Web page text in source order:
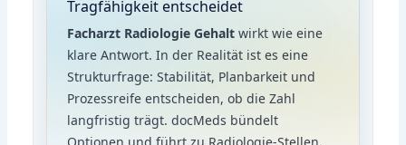
Tragfähigkeit entscheidet
Facharzt Radiologie Gehalt wirkt wie eine
klare Antwort. In der Realität ist es eine
Strukturfrage: Stabilität, Planbarkeit und
Prozessreife entscheiden, ob die Zahl
langfristig trägt. docMeds bündelt
Optionen und führt zu Radiologie-Stellen,